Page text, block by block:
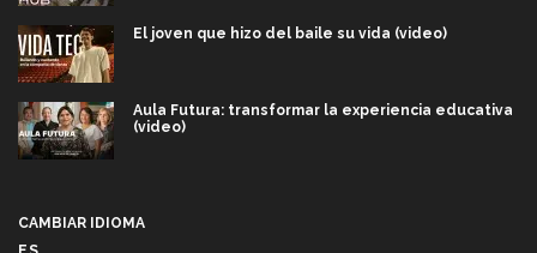
El joven que hizo del baile su vida (video)
Aula Futura: transformar la experiencia educativa
(video)
CAMBIAR IDIOMA